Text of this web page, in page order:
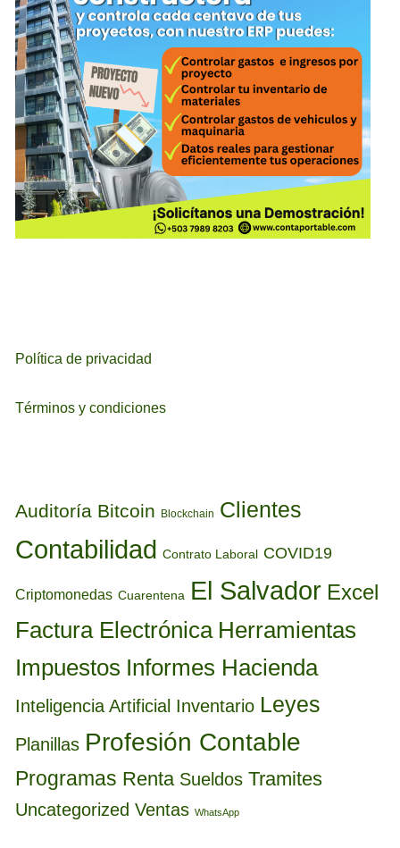
Política de privacidad
Términos y condiciones
Auditoría Bitcoin Blockchain Clientes
Contabilidad Contrato Laboral COVID19
Criptomonedas Cuarentena El Salvador Excel
Factura Electrónica Herramientas
Impuestos Informes Hacienda
Inteligencia Artificial Inventario Leyes
Planillas Profesión Contable
Programas Renta Sueldos Tramites
Uncategorized Ventas WhatsApp